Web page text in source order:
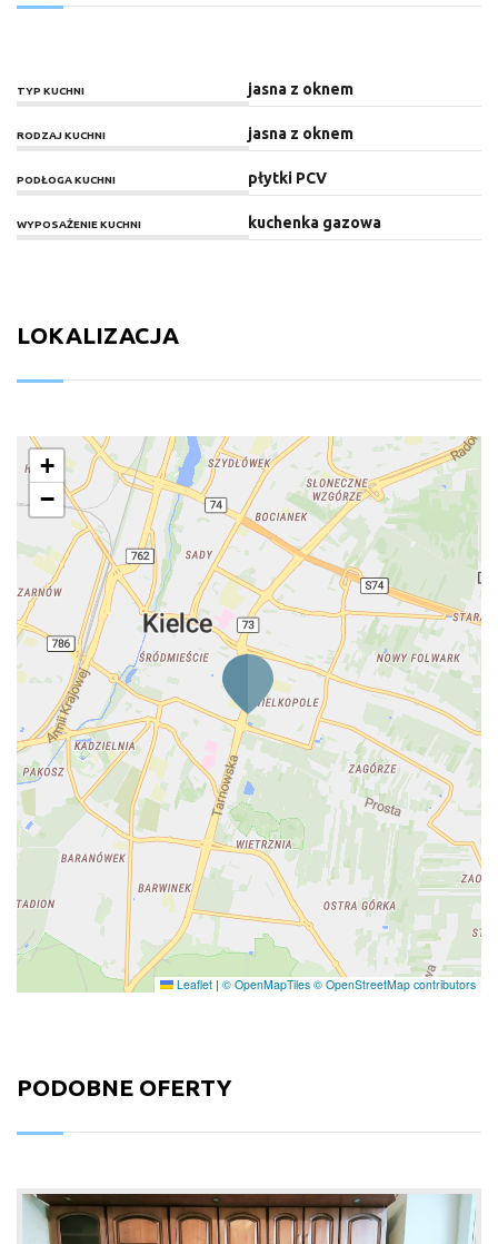
TYP KUCHNI jasna z oknem
RODZAJ KUCHNI jasna z oknem
PODŁOGA KUCHNI płytki PCV
WYPOSAŻENIE KUCHNI kuchenka gazowa
LOKALIZACJA
+
−
Leaflet | © OpenMapTiles © OpenStreetMap contributors
PODOBNE OFERTY